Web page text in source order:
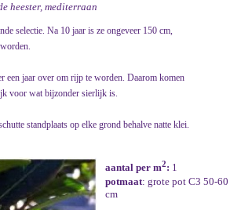
heester, mediterraan
selectie. Na 10 jaar is ze ongeveer 150 cm,
een jaar over om rijp te worden. Daarom komen
voor wat bijzonder sierlijk is.
standplaats op elke grond behalve natte klei.
aantal per m2: 1
potmaat: grote pot C3 50-60
cm